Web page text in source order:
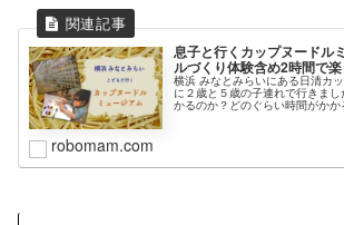
息子と行くカップヌード
ルづくり体験含め2時間で
横浜 みなとみらいにある日清カ
に２歳と５歳の子連れで行きま
かるのか？どのぐらい時間がかか
あるのか等レポートします。
robomam.com